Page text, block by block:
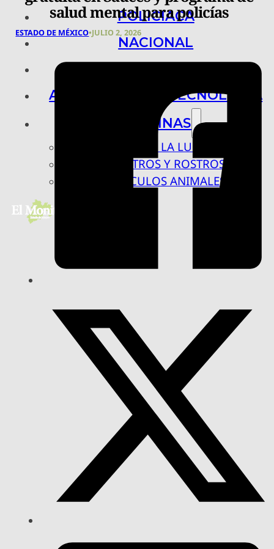
POLICIACA
NACIONAL
ARTE, CIENCIA Y TECNOLOGÍA
COLUMNAS
BAJO LA LUPA
RASTROS Y ROSTROS
VÍNCULOS ANIMALES
salud mental para policías
ESTADO DE MÉXICO•JULIO 2, 2026